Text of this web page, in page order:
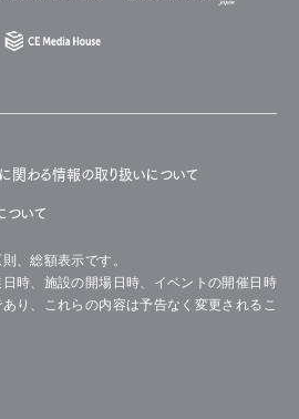
関わる情報の取り扱いについて
ついて
、総額表示です。
時、施設の開場日時、イベントの開催日時
り、これらの内容は予告なく変更されるこ